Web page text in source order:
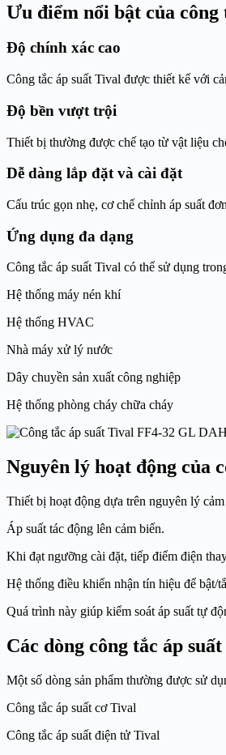
Ưu điểm nổi bật của công
Độ chính xác cao
Công tắc áp suất Tival được thiết kế với
Độ bền vượt trội
Thiết bị thường được chế tạo từ vật liệu
Dễ dàng lắp đặt và cài đặt
Cấu trúc gọn nhẹ, cơ chế chỉnh áp suất
Ứng dụng đa dạng
Công tắc áp suất Tival có thể sử dụng
Hệ thống máy nén khí
Hệ thống HVAC
Nhà máy xử lý nước
Dây chuyền sản xuất công nghiệp
Hệ thống phòng cháy chữa cháy
Nguyên lý hoạt động của
Thiết bị hoạt động dựa trên nguyên lý
Áp suất tác động lên cảm biến.
Khi đạt ngưỡng cài đặt, tiếp điểm điện
Hệ thống điều khiển nhận tín hiệu để bật/
Quá trình này giúp kiểm soát áp suất tự
Các dòng công tắc áp
Một số dòng sản phẩm thường được sử
Công tắc áp suất cơ Tival
Công tắc áp suất điện tử Tival